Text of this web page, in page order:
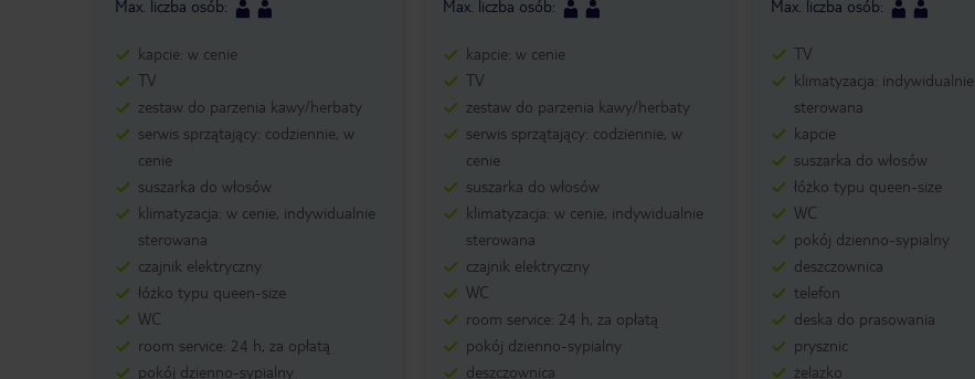
Max. liczba osób:
kapcie: w cenie
TV
zestaw do parzenia kawy/herbaty
serwis sprzątający: codziennie, w
cenie
suszarka do włosów
klimatyzacja: w cenie, indywidualnie
sterowana
czajnik elektryczny
łóżko typu queen-size
WC
room service: 24 h, za opłatą
pokój dzienno-sypialny
Max. liczba osób:
kapcie: w cenie
TV
zestaw do parzenia kawy/herbaty
serwis sprzątający: codziennie, w
cenie
suszarka do włosów
klimatyzacja: w cenie, indywidualnie
sterowana
czajnik elektryczny
WC
room service: 24 h, za opłatą
pokój dzienno-sypialny
deszczownica
Max. liczba osób:
TV
klimatyzacja: indywidualnie
sterowana
kapcie
suszarka do włosów
łóżko typu queen-size
WC
pokój dzienno-sypialny
deszczownica
telefon
deska do prasowania
prysznic
żelazko